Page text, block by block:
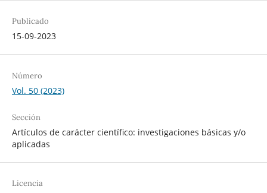
Publicado
15-09-2023
Número
Vol. 50 (2023)
Sección
Artículos de carácter científico: investigaciones básicas y/o
aplicadas
Licencia